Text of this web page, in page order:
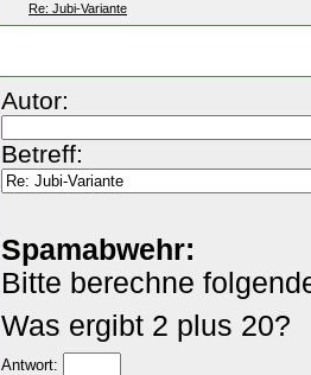
Re: Jubi-Variante
Autor:
Betreff:
Spamabwehr:
Bitte berechne
Was ergibt 2 plus 20?
Antwort: